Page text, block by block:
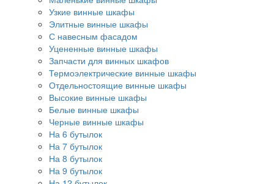
Узкие винные шкафы
Элитные винные шкафы
С навесным фасадом
Уцененные винные шкафы
Запчасти для винных шкафов
Термоэлектрические винные шкафы
Отдельностоящие винные шкафы
Высокие винные шкафы
Белые винные шкафы
Черные винные шкафы
На 6 бутылок
На 7 бутылок
На 8 бутылок
На 9 бутылок